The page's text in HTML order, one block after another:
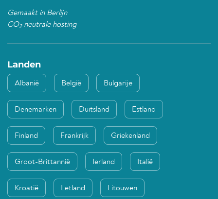
Gemaakt in Berlijn
CO2neutrale hosting
Landen
Albanië België Bulgarije
Denemarken Duitsland Estland
Finland Frankrijk Griekenland
Groot-Brittannië Ierland Italië
Kroatië Letland Litouwen